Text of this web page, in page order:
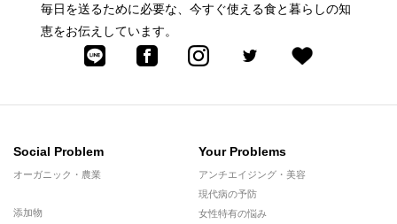
毎日を送るために必要な、今すぐ使える食と暮らしの知
恵をお伝えしています。
Social Problem
オーガニック・農業
添加物
Your Problems
アンチエイジング・美容
現代病の予防
女性特有の悩み